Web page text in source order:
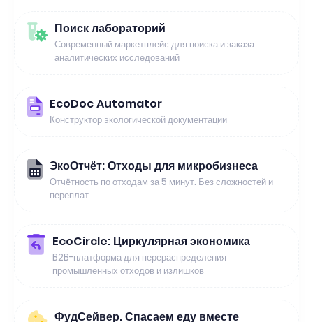
Поиск лабораторий
Современный маркетплейс для поиска и заказа
аналитических исследований
EcoDoc Automator
Конструктор экологической документации
ЭкоОтчёт: Отходы для микробизнеса
Отчётность по отходам за 5 минут. Без сложностей и
переплат
EcoCircle: Циркулярная экономика
B2B-платформа для перераспределения
промышленных отходов и излишков
ФудСейвер. Спасаем еду вместе